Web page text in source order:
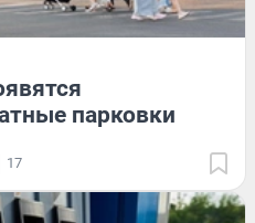
парковки
17